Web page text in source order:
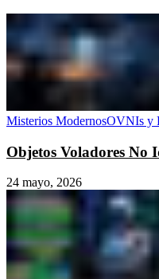
Misterios ModernosOVNIs y
Objetos Voladores No
24 mayo, 2026